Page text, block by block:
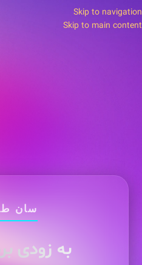
Skip to navigation
Skip to main content
سان
به زودی